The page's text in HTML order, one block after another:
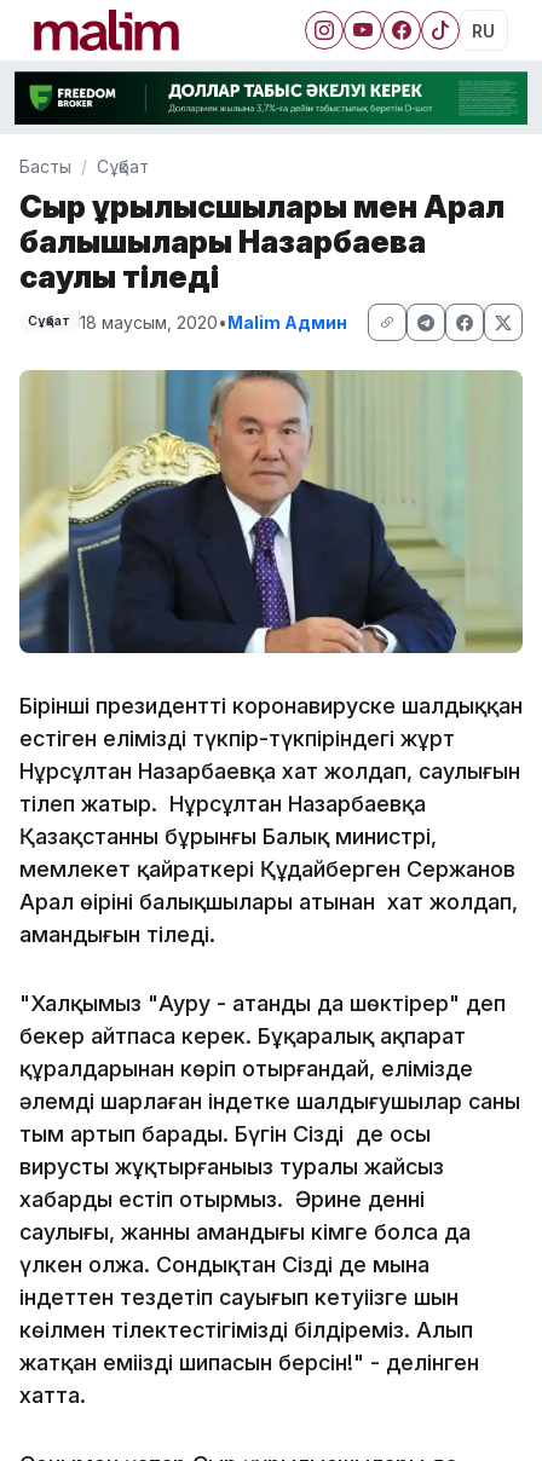
RU
Басты Сұқбат
Сыр құрылысшылары мен Арал
балықшылары Назарбаевқа
саулық тіледі
Сұқбат 18 маусым, 2020•Malim Админ
Бірінші президенттің коронавируске шалдыққан
естіген еліміздің түкпір-түкпіріндегі жұрт
Нұрсұлтан Назарбаевқа хат жолдап, саулығын
тілеп жатыр. Нұрсұлтан Назарбаевқа
Қазақстанның бұрынғы Балық министрі,
мемлекет қайраткері Құдайберген Сержанов
Арал өңірінің балықшылары атынан хат жолдап,
амандығын тіледі.
"Халқымыз "Ауру - атанды да шөктірер" деп
бекер айтпаса керек. Бұқаралық ақпарат
құралдарынан көріп отырғандай, елімізде
әлемді шарлаған індетке шалдығушылар саны
тым артып барады. Бүгін Сіздің де осы
вирусты жұқтырғаныңыз туралы жайсыз
хабарды естіп отырмыз. Әрине деннің
саулығы, жанның амандығы кімге болса да
үлкен олжа. Сондықтан Сіздің де мына
індеттен тездетіп сауығып кетуіңізге шын
көңілмен тілектестігімізді білдіреміз. Алып
жатқан еміңіздің шипасын берсін!" - делінген
хатта.